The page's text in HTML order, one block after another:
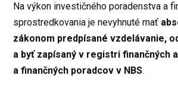
Na výkon investičného poradenstva a
sprostredkovania je nevyhnuté mať
zákonom predpísané vzdelávanie,
a byť zapísaný v registri finančných
a finančných poradcov v NBS.